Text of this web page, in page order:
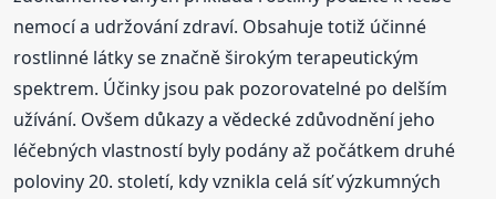
nemocí a udržování zdraví. Obsahuje totiž účinné
rostlinné látky se značně širokým terapeutickým
spektrem. Účinky jsou pak pozorovatelné po delším
užívání. Ovšem důkazy a vědecké zdůvodnění jeho
léčebných vlastností byly podány až počátkem druhé
poloviny 20. století, kdy vznikla celá síť výzkumných